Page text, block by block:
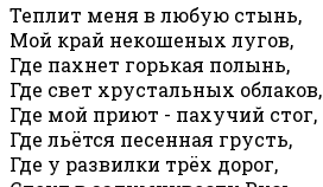
Теплит меня в любую стынь,
Мой край некошеных лугов,
Где пахнет горькая полынь,
Где свет хрустальных облаков,
Где мой приют - пахучий стог,
Где льётся песенная грусть,
Где у развилки трёх дорог,